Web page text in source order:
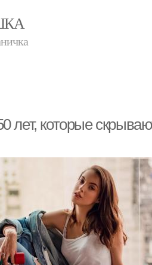
лет, которые